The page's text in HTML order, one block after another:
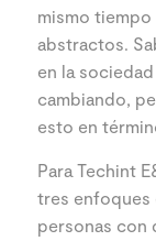
mismo
abstractos.
en la
cambiando,
esto en
Para Techint
tres enfoques
personas con